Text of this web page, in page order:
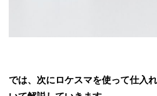
では、次にロケスマを使って仕入